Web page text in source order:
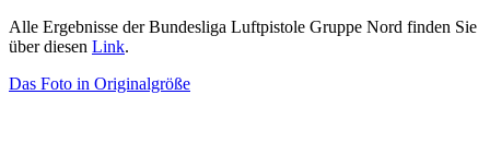
Alle Ergebnisse der Bundesliga Luftpistole Gruppe Nord finden Sie
über diesen Link.
Das Foto in Originalgröße